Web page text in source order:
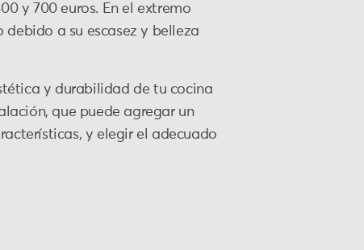
y 700 euros. En el extremo
a su escasez y belleza
y durabilidad de tu cocina
que puede agregar un
y elegir el adecuado